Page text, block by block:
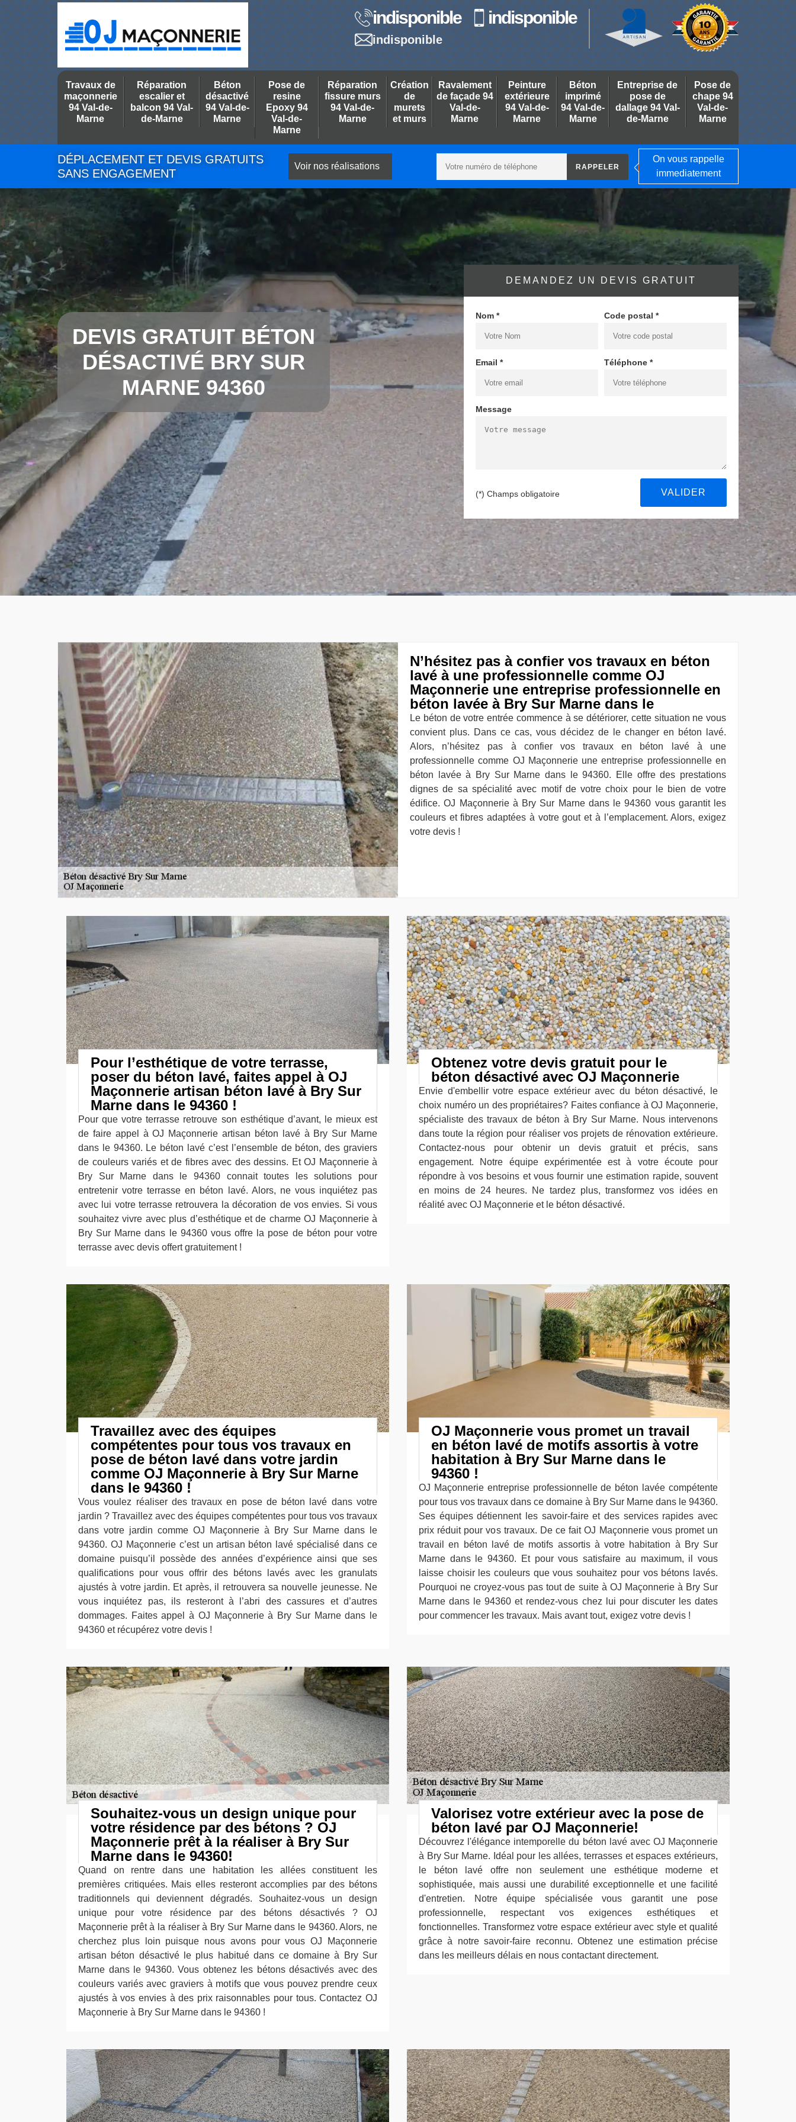
indisponible indisponible
indisponible
Travaux de
maçonnerie
94 Val-de-
Marne
Réparation
escalier et
balcon 94 Val-
de-Marne
Béton
désactivé
94 Val-de-
Marne
Pose de
resine
Epoxy 94
Val-de-
Marne
Réparation
fissure murs
94 Val-de-
Marne
Création
de
murets
et murs
Ravalement
de façade 94
Val-de-
Marne
Peinture
extérieure
94 Val-de-
Marne
Béton
imprimé
94 Val-de-
Marne
Entreprise de
pose de
dallage 94 Val-
de-Marne
Pose de
chape 94
Val-de-
Marne
DÉPLACEMENT ET DEVIS GRATUITS
SANS ENGAGEMENT
Voir nos réalisations
On vous rappelle
immediatement
DEVIS GRATUIT BÉTON
DÉSACTIVÉ BRY SUR
MARNE 94360
DEMANDEZ UN DEVIS GRATUIT
Nom * Code postal *
Email * Téléphone *
Message
(*) Champs obligatoire
N’hésitez pas à confier vos travaux en béton
lavé à une professionnelle comme OJ
Maçonnerie une entreprise professionnelle en
béton lavée à Bry Sur Marne dans le
Le béton de votre entrée commence à se détériorer, cette situation ne vous
convient plus. Dans ce cas, vous décidez de le changer en béton lavé.
Alors, n’hésitez pas à confier vos travaux en béton lavé à une
professionnelle comme OJ Maçonnerie une entreprise professionnelle en
béton lavée à Bry Sur Marne dans le 94360. Elle offre des prestations
dignes de sa spécialité avec motif de votre choix pour le bien de votre
édifice. OJ Maçonnerie à Bry Sur Marne dans le 94360 vous garantit les
couleurs et fibres adaptées à votre gout et à l’emplacement. Alors, exigez
votre devis !
Pour l’esthétique de votre terrasse,
poser du béton lavé, faites appel à OJ
Maçonnerie artisan béton lavé à Bry Sur
Marne dans le 94360 !
Pour que votre terrasse retrouve son esthétique d’avant, le mieux est
de faire appel à OJ Maçonnerie artisan béton lavé à Bry Sur Marne
dans le 94360. Le béton lavé c’est l’ensemble de béton, des graviers
de couleurs variés et de fibres avec des dessins. Et OJ Maçonnerie à
Bry Sur Marne dans le 94360 connait toutes les solutions pour
entretenir votre terrasse en béton lavé. Alors, ne vous inquiétez pas
avec lui votre terrasse retrouvera la décoration de vos envies. Si vous
souhaitez vivre avec plus d’esthétique et de charme OJ Maçonnerie à
Bry Sur Marne dans le 94360 vous offre la pose de béton pour votre
terrasse avec devis offert gratuitement !
Obtenez votre devis gratuit pour le
béton désactivé avec OJ Maçonnerie
Envie d'embellir votre espace extérieur avec du béton désactivé, le
choix numéro un des propriétaires? Faites confiance à OJ Maçonnerie,
spécialiste des travaux de béton à Bry Sur Marne. Nous intervenons
dans toute la région pour réaliser vos projets de rénovation extérieure.
Contactez-nous pour obtenir un devis gratuit et précis, sans
engagement. Notre équipe expérimentée est à votre écoute pour
répondre à vos besoins et vous fournir une estimation rapide, souvent
en moins de 24 heures. Ne tardez plus, transformez vos idées en
réalité avec OJ Maçonnerie et le béton désactivé.
Travaillez avec des équipes
compétentes pour tous vos travaux en
pose de béton lavé dans votre jardin
comme OJ Maçonnerie à Bry Sur Marne
dans le 94360 !
Vous voulez réaliser des travaux en pose de béton lavé dans votre
jardin ? Travaillez avec des équipes compétentes pour tous vos travaux
dans votre jardin comme OJ Maçonnerie à Bry Sur Marne dans le
94360. OJ Maçonnerie c’est un artisan béton lavé spécialisé dans ce
domaine puisqu’il possède des années d’expérience ainsi que ses
qualifications pour vous offrir des bétons lavés avec les granulats
ajustés à votre jardin. Et après, il retrouvera sa nouvelle jeunesse. Ne
vous inquiétez pas, ils resteront à l’abri des cassures et d’autres
dommages. Faites appel à OJ Maçonnerie à Bry Sur Marne dans le
94360 et récupérez votre devis !
OJ Maçonnerie vous promet un travail
en béton lavé de motifs assortis à votre
habitation à Bry Sur Marne dans le
94360 !
OJ Maçonnerie entreprise professionnelle de béton lavée compétente
pour tous vos travaux dans ce domaine à Bry Sur Marne dans le 94360.
Ses équipes détiennent les savoir-faire et des services rapides avec
prix réduit pour vos travaux. De ce fait OJ Maçonnerie vous promet un
travail en béton lavé de motifs assortis à votre habitation à Bry Sur
Marne dans le 94360. Et pour vous satisfaire au maximum, il vous
laisse choisir les couleurs que vous souhaitez pour vos bétons lavés.
Pourquoi ne croyez-vous pas tout de suite à OJ Maçonnerie à Bry Sur
Marne dans le 94360 et rendez-vous chez lui pour discuter les dates
pour commencer les travaux. Mais avant tout, exigez votre devis !
Souhaitez-vous un design unique pour
votre résidence par des bétons ? OJ
Maçonnerie prêt à la réaliser à Bry Sur
Marne dans le 94360!
Quand on rentre dans une habitation les allées constituent les
premières critiquées. Mais elles resteront accomplies par des bétons
traditionnels qui deviennent dégradés. Souhaitez-vous un design
unique pour votre résidence par des bétons désactivés ? OJ
Maçonnerie prêt à la réaliser à Bry Sur Marne dans le 94360. Alors, ne
cherchez plus loin puisque nous avons pour vous OJ Maçonnerie
artisan béton désactivé le plus habitué dans ce domaine à Bry Sur
Marne dans le 94360. Vous obtenez les bétons désactivés avec des
couleurs variés avec graviers à motifs que vous pouvez prendre ceux
ajustés à vos envies à des prix raisonnables pour tous. Contactez OJ
Maçonnerie à Bry Sur Marne dans le 94360 !
Valorisez votre extérieur avec la pose de
béton lavé par OJ Maçonnerie!
Découvrez l'élégance intemporelle du béton lavé avec OJ Maçonnerie
à Bry Sur Marne. Idéal pour les allées, terrasses et espaces extérieurs,
le béton lavé offre non seulement une esthétique moderne et
sophistiquée, mais aussi une durabilité exceptionnelle et une facilité
d'entretien. Notre équipe spécialisée vous garantit une pose
professionnelle, respectant vos exigences esthétiques et
fonctionnelles. Transformez votre espace extérieur avec style et qualité
grâce à notre savoir-faire reconnu. Obtenez une estimation précise
dans les meilleurs délais en nous contactant directement.